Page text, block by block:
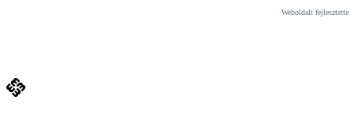
Weboldalt fejlesztette